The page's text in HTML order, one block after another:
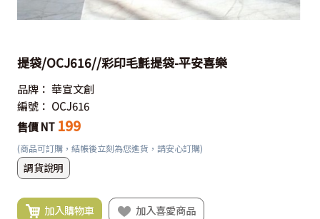
提袋/OCJ616//彩印毛氈提袋-平安喜樂
品牌： 華宣文創
編號： OCJ616
售價 NT 199
(商品可訂購，結帳後立刻為您進貨，請安心訂購)
調貨說明
加入購物車 加入喜愛商品